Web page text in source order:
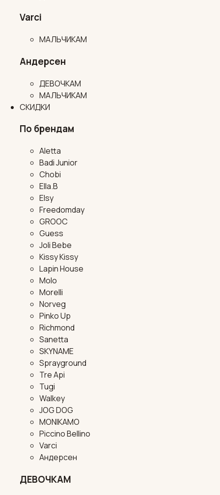
Varci
МАЛЬЧИКАМ
Андерсен
ДЕВОЧКАМ
МАЛЬЧИКАМ
СКИДКИ
По брендам
Aletta
Badi Junior
Chobi
Ella.B
Elsy
Freedomday
GROOC
Guess
Joli Bebe
Kissy Kissy
Lapin House
Molo
Morelli
Norveg
Pinko Up
Richmond
Sanetta
SKYNAME
Sprayground
Tre Api
Tugi
Walkey
JOG DOG
MONIKAMO
Piccino Bellino
Varci
Андерсен
ДЕВОЧКАМ